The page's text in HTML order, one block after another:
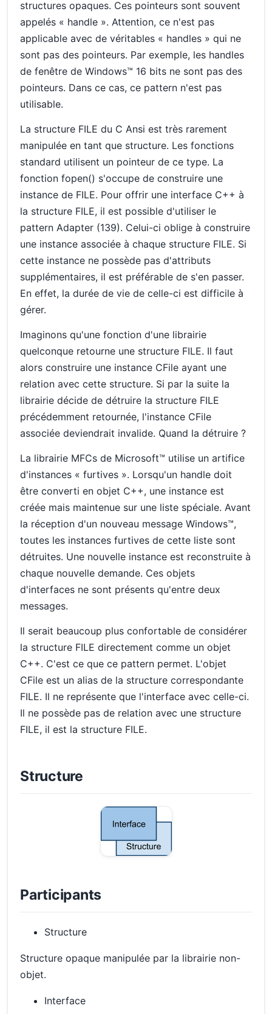
structures opaques. Ces pointeurs sont souvent
appelés « handle ». Attention, ce n'est pas
applicable avec de véritables « handles » qui ne
sont pas des pointeurs. Par exemple, les handles
de fenêtre de Windows™ 16 bits ne sont pas des
pointeurs. Dans ce cas, ce pattern n'est pas
utilisable.
La structure FILE du C Ansi est très rarement
manipulée en tant que structure. Les fonctions
standard utilisent un pointeur de ce type. La
fonction fopen() s'occupe de construire une
instance de FILE. Pour offrir une interface C++ à
la structure FILE, il est possible d'utiliser le
pattern Adapter (139). Celui-ci oblige à construire
une instance associée à chaque structure FILE. Si
cette instance ne possède pas d'attributs
supplémentaires, il est préférable de s'en passer.
En effet, la durée de vie de celle-ci est difficile à
gérer.
Imaginons qu'une fonction d'une librairie
quelconque retourne une structure FILE. Il faut
alors construire une instance CFile ayant une
relation avec cette structure. Si par la suite la
librairie décide de détruire la structure FILE
précédemment retournée, l'instance CFile
associée deviendrait invalide. Quand la détruire ?
La librairie MFCs de Microsoft™ utilise un artifice
d'instances « furtives ». Lorsqu'un handle doit
être converti en objet C++, une instance est
créée mais maintenue sur une liste spéciale. Avant
la réception d'un nouveau message Windows™,
toutes les instances furtives de cette liste sont
détruites. Une nouvelle instance est reconstruite à
chaque nouvelle demande. Ces objets
d'interfaces ne sont présents qu'entre deux
messages.
Il serait beaucoup plus confortable de considérer
la structure FILE directement comme un objet
C++. C'est ce que ce pattern permet. L'objet
CFile est un alias de la structure correspondante
FILE. Il ne représente que l'interface avec celle-ci.
Il ne possède pas de relation avec une structure
FILE, il est la structure FILE.
Structure
Participants
Structure
Structure opaque manipulée par la librairie non-
objet.
Interface